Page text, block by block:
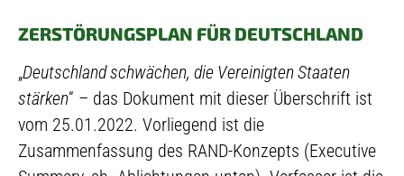
ZERSTÖRUNGSPLAN FÜR DEUTSCHLAND
„Deutschland schwächen, die Vereinigten Staaten
stärken“ – das Dokument mit dieser Überschrift ist
vom 25.01.2022. Vorliegend ist die
Zusammenfassung des RAND-Konzepts (Executive